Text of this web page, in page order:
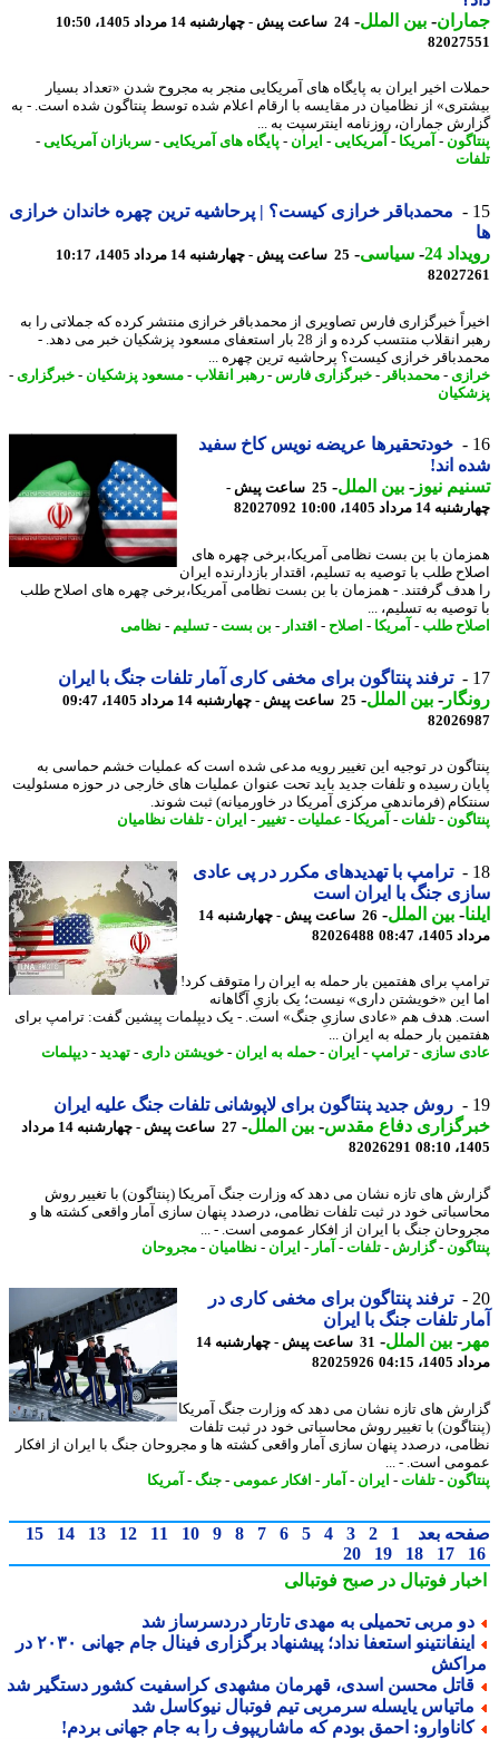
- بین الملل-24 ساعت پیش - چهارشنبه 14 مرداد 1405، 10:50
اخیر ایران به پایگاه های آمریکایی منجر به مجروح شدن «تعداد بسیار
از نظامیان در مقایسه با ارقام اعلام شده توسط پنتاگون شده است. - به
جماران، روزنامه اینترسپت به ...
-آمریکا- آمریکایی-ایران - پایگاه های آمریکایی-سربازان آمریکایی-
محمدباقر خرازی کیست؟ | پرحاشیه ترین چهره خاندان خرازی
24
-سیاسی-25 ساعت پیش - چهارشنبه 14 مرداد 1405، 10:17
خبرگزاری فارس تصاویری از محمدباقر خرازی منتشر کرده که جملاتی را به
رهبر انقلاب منتسب کرده و از 28 بار استعفای مسعود پزشکیان خبر می دهد. -
خرازی کیست؟ پرحاشیه ترین چهره ...
- محمدباقر-خبرگزاری فارس-رهبر انقلاب-مسعود پزشکیان-خبرگزاری
خودتحقیرها عریضه نویس کاخ سفید
اند!
نیوز-بین الملل-
25 ساعت پیش -
مرداد 1405، 10:00
82027092
با بن بست نظامی آمریکا،برخی چهره های
طلب با توصیه به تسلیم، اقتدار بازدارنده ایران
گرفتند. - همزمان با بن بست نظامی آمریکا،برخی چهره های اصلاح طلب
به تسلیم، ...
طلب-آمریکا- اصلاح-اقتدار-بن بست-تسلیم-نظامی
ترفند پنتاگون برای مخفی کاری آمار تلفات جنگ با ایران
-بین الملل-25 ساعت پیش - چهارشنبه 14 مرداد 1405، 09:47
در توجیه این تغییر رویه مدعی شده است که عملیات خشم حماسی به
رسیده و تلفات جدید باید تحت عنوان عملیات های خارجی در حوزه مسئولیت
(فرماندهی مرکزی آمریکا در خاورمیانه) ثبت شوند.
-تلفات-آمریکا- عملیات-تغییر-ایران - تلفات نظامیان
ترامپ با تهدیدهای مکرر در پی عادی
جنگ با ایران است
-بین الملل-
26 ساعت پیش - چهارشنبه 14
08:47
82026488
برای هفتمین بار حمله به ایران را متوقف کرد!
این «خویشتن داری» نیست؛ یک بازیِ آگاهانه
هدف هم «عادی سازیِ جنگ» است. - یک دیپلمات پیشین گفت: ترامپ برای
بار حمله به ایران ...
سازی- ترامپ -ایران - حمله به ایران - خویشتن داری- تهدید-دیپلمات
روش جدید پنتاگون برای لاپوشانی تلفات جنگ علیه ایران
دفاع مقدس-بین الملل-
27 ساعت پیش - چهارشنبه 14 مرداد
82026291
های تازه نشان می دهد که وزارت جنگ آمریکا (پنتاگون) با تغییر روش
خود در ثبت تلفات نظامی، درصدد پنهان سازی آمار واقعی کشته ها و
جنگ با ایران از افکار عمومی است. - ...
-گزارش -تلفات-آمار -ایران - نظامیان-مجروحان
ترفند پنتاگون برای مخفی کاری در
تلفات جنگ با ایران
-بین الملل-
31 ساعت پیش - چهارشنبه 14
04:15
82025926
های تازه نشان می دهد که وزارت جنگ آمریکا
با تغییر روش محاسباتی خود در ثبت تلفات
درصدد پنهان سازی آمار واقعی کشته ها و مجروحان جنگ با ایران از افکار
است. - ...
-تلفات-ایران - آمار -افکار عمومی-جنگ -آمریکا
بعد 1
2
3
4
5
6
7
8
9
10
11
12
13
14
15
17
18
19
20
فوتبال در صبح فوتبالی
مربی تحمیلی به مهدی تارتار دردسرساز شد
اینفانتینو استعفا نداد؛ پیشنهاد برگزاری فینال جام جهانی ۲۰۳۰ در
محسن اسدی، قهرمان مشهدی کراسفیت کشور دستگیر شد
یایسله سرمربی تیم فوتبال نیوکاسل شد
احمق بودم که ماشاریپوف را به جام جهانی بردم!